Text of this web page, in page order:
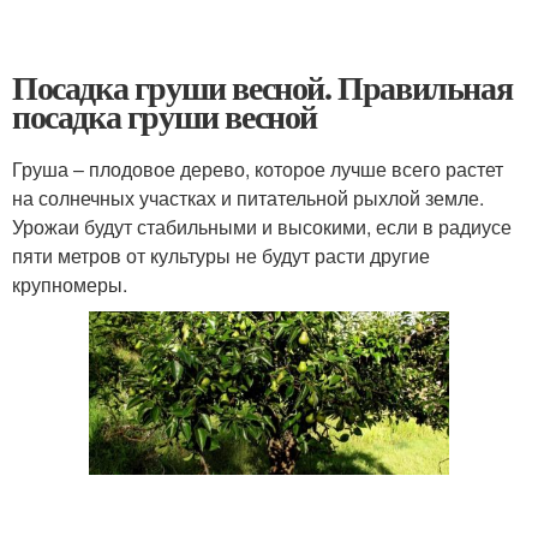
Посадка груши весной. Правильная
посадка груши весной
Груша – плодовое дерево, которое лучше всего растет
на солнечных участках и питательной рыхлой земле.
Урожаи будут стабильными и высокими, если в радиусе
пяти метров от культуры не будут расти другие
крупномеры.